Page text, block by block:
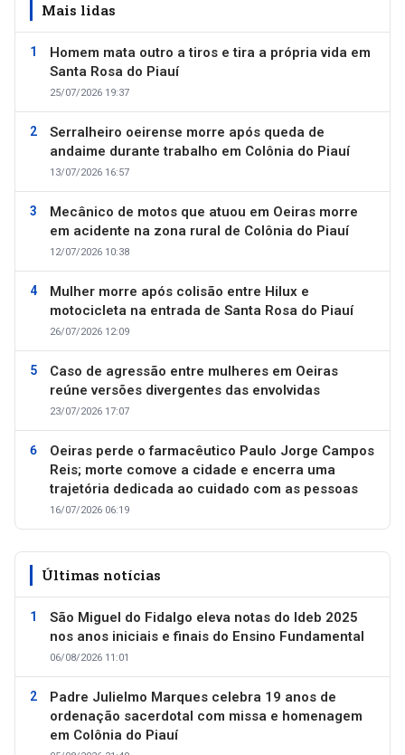
Mais lidas
Homem mata outro a tiros e tira a própria vida em
Santa Rosa do Piauí
25/07/2026 19:37
Serralheiro oeirense morre após queda de
andaime durante trabalho em Colônia do Piauí
13/07/2026 16:57
Mecânico de motos que atuou em Oeiras morre
em acidente na zona rural de Colônia do Piauí
12/07/2026 10:38
Mulher morre após colisão entre Hilux e
motocicleta na entrada de Santa Rosa do Piauí
26/07/2026 12:09
Caso de agressão entre mulheres em Oeiras
reúne versões divergentes das envolvidas
23/07/2026 17:07
Oeiras perde o farmacêutico Paulo Jorge Campos
Reis; morte comove a cidade e encerra uma
trajetória dedicada ao cuidado com as pessoas
16/07/2026 06:19
Últimas notícias
São Miguel do Fidalgo eleva notas do Ideb 2025
nos anos iniciais e finais do Ensino Fundamental
06/08/2026 11:01
Padre Julielmo Marques celebra 19 anos de
ordenação sacerdotal com missa e homenagem
em Colônia do Piauí